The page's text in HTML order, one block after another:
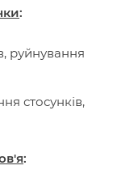
:
руйнування
стосунків,
: